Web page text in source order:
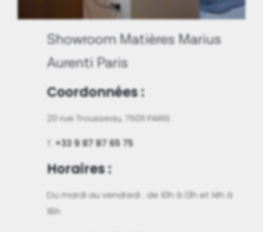
Showroom Matières Marius
Aurenti Paris
Coordonnées :
20 rue Trousseau, 75011 PARIS
T. +33 9 87 87 65 75
Horaires :
Du mardi au vendredi : de 10h à 13h et 14h à
18h